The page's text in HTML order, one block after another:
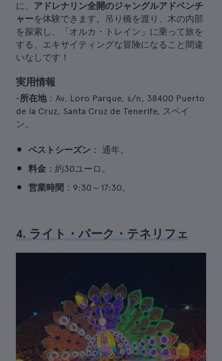
に、 アドレナリン全開のジャングルアドベンチ
ャーを体験できます。吊り橋を渡り、木の内部
を探索し、「オルカ・トレイン」に乗って旅を
する、エキサイティングな冒険になること間違
いなしです！
実用情報
-所在地：Av. Loro Parque, s/n, 38400 Puerto
de la Cruz, Santa Cruz de Tenerife, スペイ
ン。
ベストシーズン ： 通年。
料金 ：約30ユーロ。
営業時間 ：9:30～17:30。
4. ライト・パーク・テネリフェ